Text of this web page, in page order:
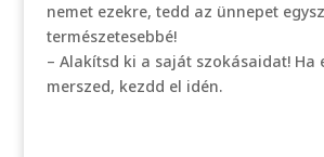
nemet ezekre, tedd az ünnepet
természetesebbé!
– Alakítsd ki a saját szokásaidat! Ha
merszed, kezdd el idén.